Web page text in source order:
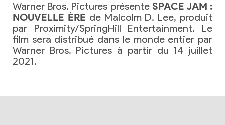
Warner Bros. Pictures présente SPACE JAM :
NOUVELLE ÈRE de Malcolm D. Lee, produit
par Proximity/SpringHill Entertainment. Le
film sera distribué dans le monde entier par
Warner Bros. Pictures à partir du 14 juillet
2021.